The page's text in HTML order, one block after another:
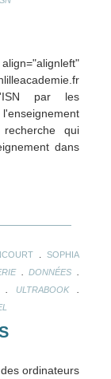
par les
qui
dans
.SOPHIA
.DONNÉES
ULTRABOOK.
ordinateurs